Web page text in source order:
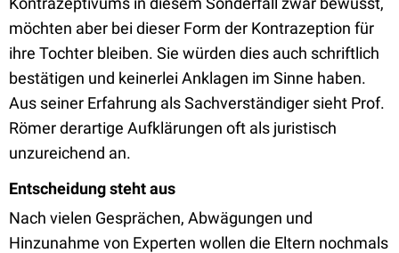
möchten aber bei dieser Form der Kontrazeption für
ihre Tochter bleiben. Sie würden dies auch schriftlich
bestätigen und keinerlei Anklagen im Sinne haben.
Aus seiner Erfahrung als Sachverständiger sieht Prof.
Römer derartige Aufklärungen oft als juristisch
unzureichend an.
Entscheidung steht aus
Nach vielen Gesprächen, Abwägungen und
Hinzunahme von Experten wollen die Eltern nochmals